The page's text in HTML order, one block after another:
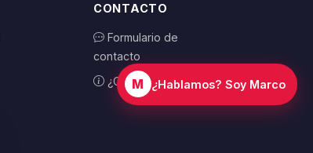
CONTACTO
Formulario de
contacto
¿Cómo funciona?
M ¿Hablamos? Soy Marco